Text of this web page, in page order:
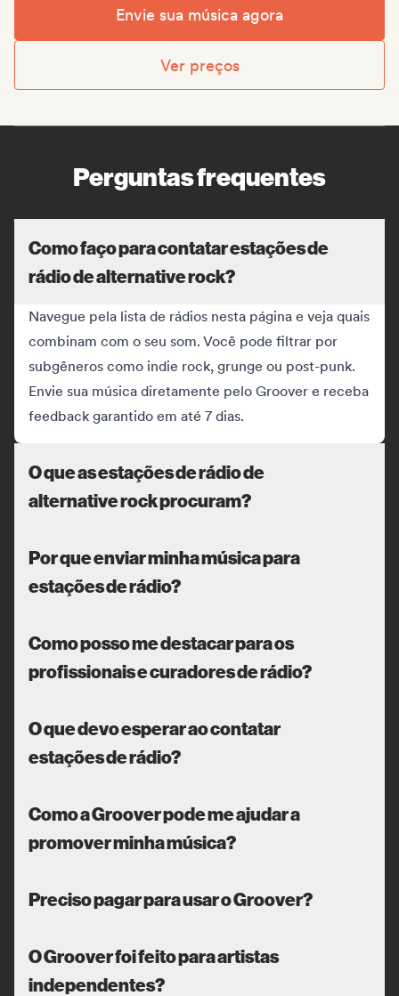
Envie sua música agora
Ver preços
Perguntas frequentes
Como faço para contatar estações de
rádio de alternative rock?
Navegue pela lista de rádios nesta página e veja quais
combinam com o seu som. Você pode filtrar por
subgêneros como indie rock, grunge ou post-punk.
Envie sua música diretamente pelo Groover e receba
feedback garantido em até 7 dias.
O que as estações de rádio de
alternative rock procuram?
Por que enviar minha música para
estações de rádio?
Como posso me destacar para os
profissionais e curadores de rádio?
O que devo esperar ao contatar
estações de rádio?
Como a Groover pode me ajudar a
promover minha música?
Preciso pagar para usar o Groover?
O Groover foi feito para artistas
independentes?